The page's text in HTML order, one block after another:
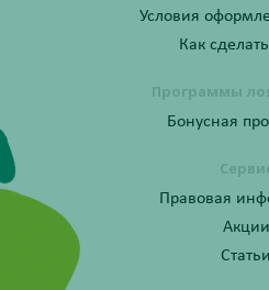
Условия
Как
Программы
Бонусная
Правовая
Акции
Статьи